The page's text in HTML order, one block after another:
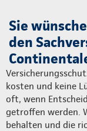
Sie
den
kosten und keine
oft, wenn
getroffen werden.
behalten und die